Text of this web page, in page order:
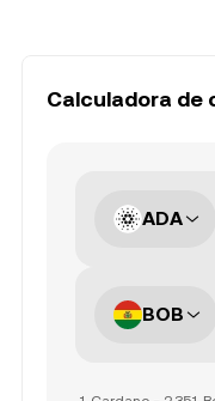
Calculadora de
ADA
BOB